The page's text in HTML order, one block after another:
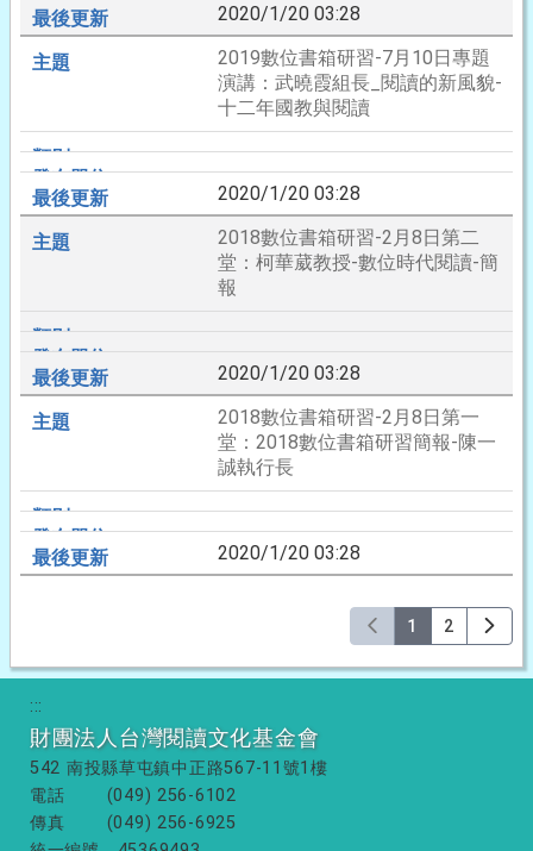
2020/1/20 03:28
2019數位書箱研習-7月10日專題
演講：武曉霞組長_閱讀的新風貌-
十二年國教與閱讀
2020/1/20 03:28
2018數位書箱研習-2月8日第二
堂：柯華葳教授-數位時代閱讀-簡
報
2020/1/20 03:28
2018數位書箱研習-2月8日第一
堂：2018數位書箱研習簡報-陳一
誠執行長
2020/1/20 03:28
1 2
:::
財團法人台灣閱讀文化基金會
542 南投縣草屯鎮中正路567-11號1樓
電話
(049) 256-6102
傳真
(049) 256-6925